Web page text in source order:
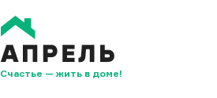
Счастье — жить в доме!